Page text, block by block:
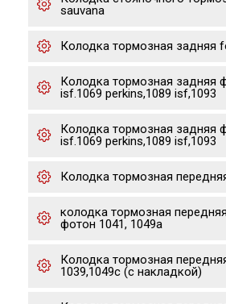
sauvana
Колодка тормозная задняя
Колодка тормозная задняя
isf.1069 perkins,1089 isf,1093
Колодка тормозная задняя
isf.1069 perkins,1089 isf,1093
Колодка тормозная
колодка тормозная
фотон 1041, 1049а
Колодка тормозная
1039,1049c (с накладкой)